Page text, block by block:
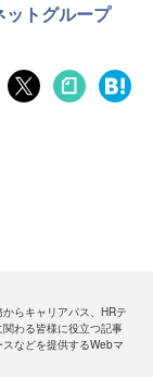
トグループ
らキャリアパス、HRテ
わる皆様に役立つ記事
スなどを提供するWebマ